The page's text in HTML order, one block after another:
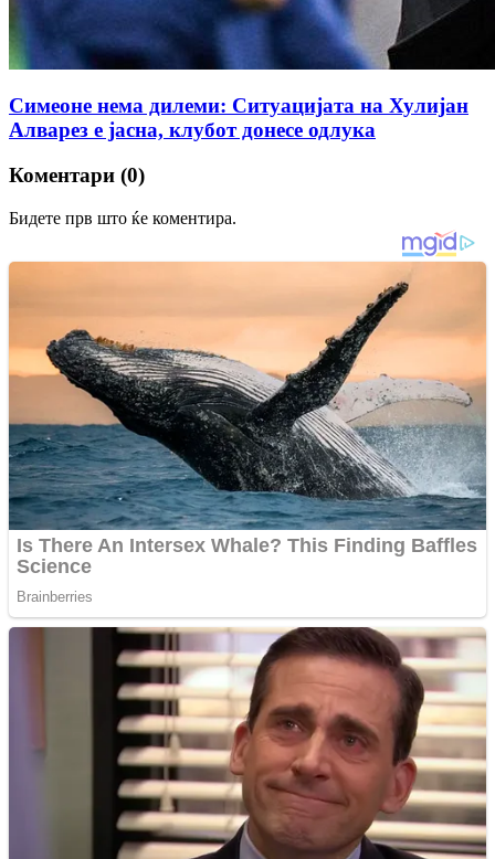
Симеоне нема дилеми: Ситуацијата на Хулијан
Алварез е јасна, клубот донесе одлука
Коментари (0)
Бидете прв што ќе коментира.